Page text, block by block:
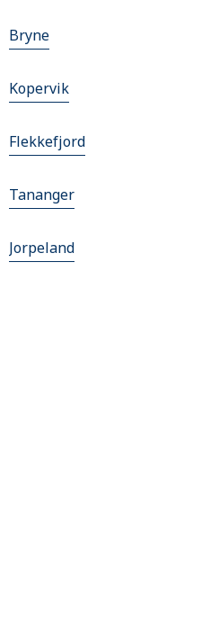
Bryne
Kopervik
Flekkefjord
Tananger
Jorpeland